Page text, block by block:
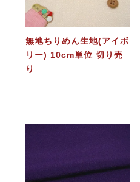
無地ちりめん生地(アイボ
リー) 10cm単位 切り売
り